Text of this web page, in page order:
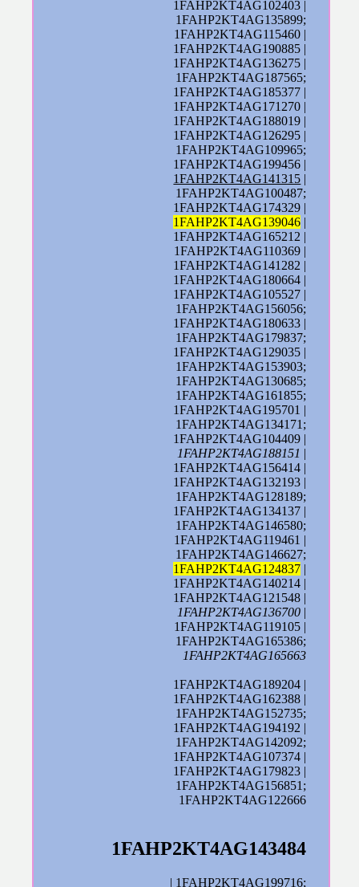
1FAHP2KT4AG102403 |
1FAHP2KT4AG135899;
1FAHP2KT4AG115460 |
1FAHP2KT4AG190885 |
1FAHP2KT4AG136275 |
1FAHP2KT4AG187565;
1FAHP2KT4AG185377 |
1FAHP2KT4AG171270 |
1FAHP2KT4AG188019 |
1FAHP2KT4AG126295 |
1FAHP2KT4AG109965;
1FAHP2KT4AG199456 |
1FAHP2KT4AG141315 |
1FAHP2KT4AG100487;
1FAHP2KT4AG174329 |
1FAHP2KT4AG139046 |
1FAHP2KT4AG165212 |
1FAHP2KT4AG110369 |
1FAHP2KT4AG141282 |
1FAHP2KT4AG180664 |
1FAHP2KT4AG105527 |
1FAHP2KT4AG156056;
1FAHP2KT4AG180633 |
1FAHP2KT4AG179837;
1FAHP2KT4AG129035 |
1FAHP2KT4AG153903;
1FAHP2KT4AG130685;
1FAHP2KT4AG161855;
1FAHP2KT4AG195701 |
1FAHP2KT4AG134171;
1FAHP2KT4AG104409 |
1FAHP2KT4AG188151 |
1FAHP2KT4AG156414 |
1FAHP2KT4AG132193 |
1FAHP2KT4AG128189;
1FAHP2KT4AG134137 |
1FAHP2KT4AG146580;
1FAHP2KT4AG119461 |
1FAHP2KT4AG146627;
1FAHP2KT4AG124837 |
1FAHP2KT4AG140214 |
1FAHP2KT4AG121548 |
1FAHP2KT4AG136700 |
1FAHP2KT4AG119105 |
1FAHP2KT4AG165386;
1FAHP2KT4AG165663
1FAHP2KT4AG189204 |
1FAHP2KT4AG162388 |
1FAHP2KT4AG152735;
1FAHP2KT4AG194192 |
1FAHP2KT4AG142092;
1FAHP2KT4AG107374 |
1FAHP2KT4AG179823 |
1FAHP2KT4AG156851;
1FAHP2KT4AG122666
1FAHP2KT4AG143484
| 1FAHP2KT4AG199716;